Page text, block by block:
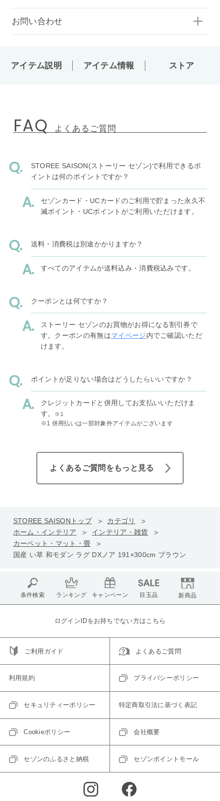
お問い合わせ
アイテム説明 アイテム情報 ストア
FAQ よくあるご質問
STOREE SAISON(ストーリー セゾン)で利用できるポ
イントは何のポイントですか？
セゾンカード・UCカードのご利用で貯まった永久不
滅ポイント・UCポイントがご利用いただけます。
送料・消費税は別途かかりますか？
すべてのアイテムが送料込み・消費税込みです。
クーポンとは何ですか？
ストーリー セゾンのお買物がお得になる割引券で
す。クーポンの有無はマイページ内でご確認いただ
けます。
ポイントが足りない場合はどうしたらいいですか？
クレジットカードと併用してお支払いいただけま
す。
※1
※1 併用払いは一部対象外アイテムがございます
よくあるご質問をもっと見る
STOREE SAISONトップ
カテゴリ
ホーム・インテリア
インテリア・雑貨
カーペット・マット・畳
国産 い草 和モダン ラグ DXノア 191×300cm ブラウン
条件検索 ランキング キャンペーン 目玉品 新商品
ログインIDをお持ちでない方はこちら
ご利用ガイド よくあるご質問
利用規約 プライバシーポリシー
セキュリティーポリシー 特定商取引法に基づく表記
Cookieポリシー 会社概要
セゾンのふるさと納税 セゾンポイントモール